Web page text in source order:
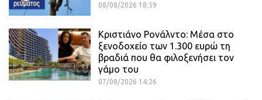
08/08/2026 18:59
Κριστιάνο Ρονάλντο: Μέσα στο
ξενοδοχείο των 1.300 ευρώ τη
βραδιά που θα φιλοξενήσει τον
γάμο του
07/08/2026 14:26